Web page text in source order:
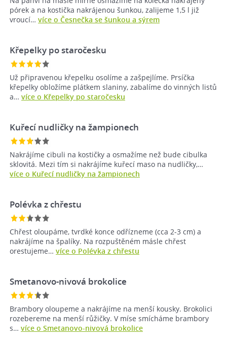
pórek a na kostička nakrájenou šunkou, zalijeme 1,5 l již
vroucí… více o Česnečka se šunkou a sýrem
Křepelky po staročesku
Už připravenou křepelku osolíme a zašpejlíme. Prsíčka
křepelky obložíme plátkem slaniny, zabalíme do vinných listů
a… více o Křepelky po staročesku
Kuřecí nudličky na žampionech
Nakrájíme cibuli na kostičky a osmažíme než bude cibulka
sklovitá. Mezi tím si nakrájíme kuřecí maso na nudličky,…
více o Kuřecí nudličky na žampionech
Polévka z chřestu
Chřest oloupáme, tvrdké konce odřízneme (cca 2-3 cm) a
nakrájíme na špalíky. Na rozpuštěném másle chřest
orestujeme… více o Polévka z chřestu
Smetanovo-nivová brokolice
Brambory oloupeme a nakrájíme na menší kousky. Brokolici
rozebereme na menší růžičky. V míse smícháme brambory
s… více o Smetanovo-nivová brokolice